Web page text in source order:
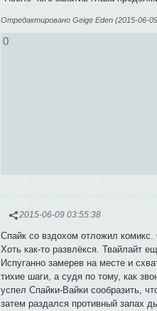
Отредактировано Geige Eden (2015-06-
0
2015-06-09 03:55:38
Спайк со вздохом отложил комикс.
Хоть как-то развлёкся. Твайлайт
Испуганно замерев на месте и
тихие шаги, а судя по тому, как
успел Спайки-Вайки сообразить,
затем раздался противный запах